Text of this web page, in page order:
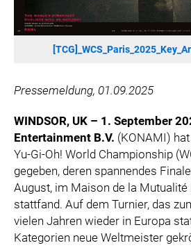
KOSPET
ONKYO
WARNER BROS. DISCOVERY GLOBAL
RABEA ROGGE
SWITCHBOT
SUPERUM
MEDIA
PRESSEBILDER
PRESSEKONTAKT
Pressemeldung, 01.09.2025
WINDSOR, UK – 1. September
Entertainment B.V. (KONAMI)
Yu-Gi-Oh! World Championship
gegeben, deren spannendes
August, im Maison de la Mutualité
stattfand. Auf dem Turnier, das
vielen Jahren wieder in Europa
Kategorien neue Weltmeister